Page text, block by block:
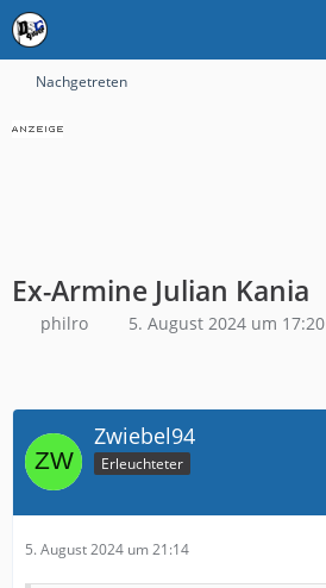
Nachgetreten
Ex-Armine Julian Kania
philro 5. August 2024 um 17:20
Zwiebel94
Erleuchteter
5. August 2024 um 21:14